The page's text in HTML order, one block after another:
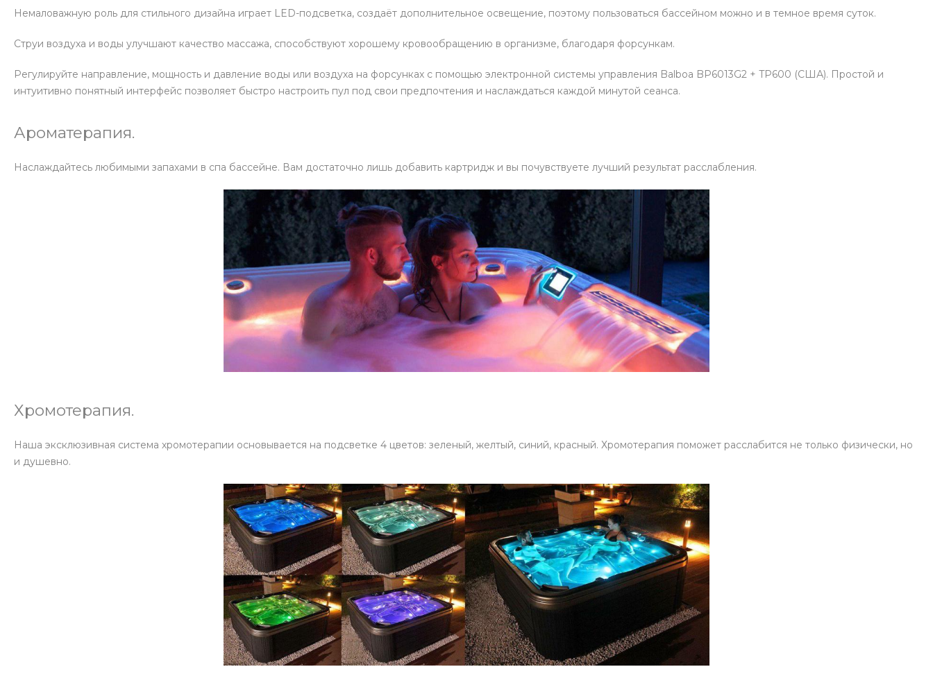
Немаловажную роль для стильного дизайна играет LED-подсветка, создаёт дополнительное освещение, поэтому пользоваться бассейном можно и в темное время суток.
Струи воздуха и воды улучшают качество массажа, способствуют хорошему кровообращению в организме, благодаря форсункам.
Регулируйте направление, мощность и давление воды или воздуха на форсунках с помощью электронной системы управления Balboa BP6013G2 + TP600 (США). Простой и
интуитивно понятный интерфейс позволяет быстро настроить пул под свои предпочтения и наслаждаться каждой минутой сеанса.
Ароматерапия.
Наслаждайтесь любимыми запахами в спа бассейне. Вам достаточно лишь добавить картридж и вы почувствуете лучший результат расслабления.
Хромотерапия.
Наша эксклюзивная система хромотерапии основывается на подсветке 4 цветов: зеленый, желтый, синий, красный. Хромотерапия поможет расслабится не только физически, но
и душевно.